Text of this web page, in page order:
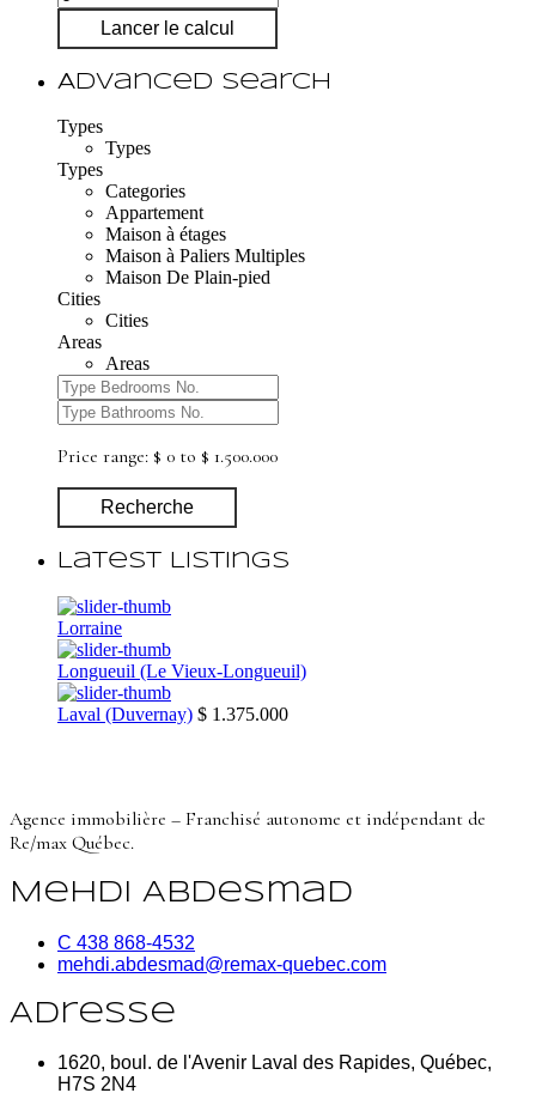
Lancer le calcul
Advanced Search
Types
Types
Types
Categories
Appartement
Maison à étages
Maison à Paliers Multiples
Maison De Plain-pied
Cities
Cities
Areas
Areas
Price range: $ 0 to $ 1.500.000
Recherche
Latest Listings
Lorraine
Longueuil (Le Vieux-Longueuil)
Laval (Duvernay) $ 1.375.000
Agence immobilière – Franchisé autonome et indépendant de
Re/max Québec.
Mehdi Abdesmad
C 438 868-4532
mehdi.abdesmad@remax-quebec.com
Adresse
1620, boul. de l'Avenir Laval des Rapides, Québec,
H7S 2N4